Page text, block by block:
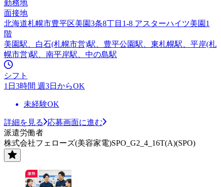
勤務地
面接地
北海道札幌市豊平区美園3条8丁目1-8 アスターハイツ美園1
階
美園駅、白石(札幌市営)駅、豊平公園駅、東札幌駅、平岸(札
幌市営)駅、南平岸駅、中の島駅
シフト
1日3時間 週3日からOK
未経験OK
詳細を見る
応募画面に進む
派遣労働者
株式会社フェローズ(美容家電)SPO_G2_4_16T(A)(SPO)